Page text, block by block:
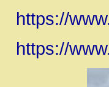
https://
https://